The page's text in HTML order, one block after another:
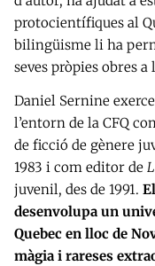
protocientífiques al
bilingüisme li ha
seves pròpies obres a
Daniel Sernine
l’entorn de la CFQ
de ficció de gènere
1983 i com editor de
juvenil, des de 1991.
desenvolupa un
Quebec en lloc de
màgia i rareses